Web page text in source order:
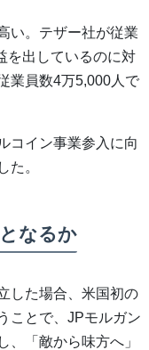
い。テザー社が従業
を出しているのに対
業員数4万5,000人で
コイン事業参入に向
た。
なるか
した場合、米国初の
ことで、JPモルガン
、「敵から味方へ」